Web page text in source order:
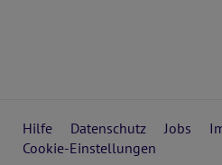
Hilfe Datenschutz Jobs
Cookie-Einstellungen